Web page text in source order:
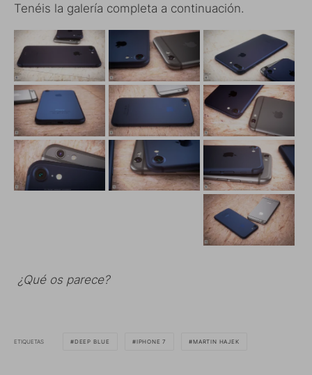
Tenéis la galería completa a continuación.
¿Qué os parece?
ETIQUETAS DEEP BLUE IPHONE 7 MARTIN HAJEK